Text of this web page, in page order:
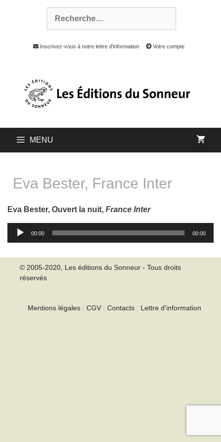
Inscrivez-vous à notre lettre d'information Votre compte
MENU
Eva Bester, France Inter
Eva Bester, Ouvert la nuit, France Inter
Lecteur
00:00 00:00
© 2005-2020, Les éditions du Sonneur - Tous droits
réservés
Mentions légales CGV Contacts Lettre d'information